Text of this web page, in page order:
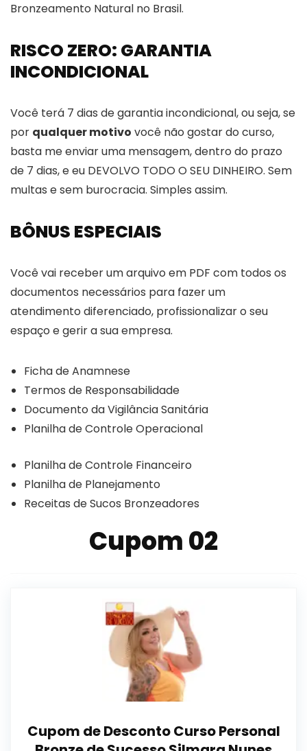
Bronzeamento Natural no Brasil.
RISCO ZERO: GARANTIA
INCONDICIONAL
Você terá 7 dias de garantia incondicional, ou seja, se
por qualquer motivo você não gostar do curso,
basta me enviar uma mensagem, dentro do prazo
de 7 dias, e eu DEVOLVO TODO O SEU DINHEIRO. Sem
multas e sem burocracia. Simples assim.
BÔNUS ESPECIAIS
Você vai receber um arquivo em PDF com todos os
documentos necessários para fazer um
atendimento diferenciado, profissionalizar o seu
espaço e gerir a sua empresa.
Ficha de Anamnese
Termos de Responsabilidade
Documento da Vigilância Sanitária
Planilha de Controle Operacional
Planilha de Controle Financeiro
Planilha de Planejamento
Receitas de Sucos Bronzeadores
Cupom 02
Cupom de Desconto Curso Personal